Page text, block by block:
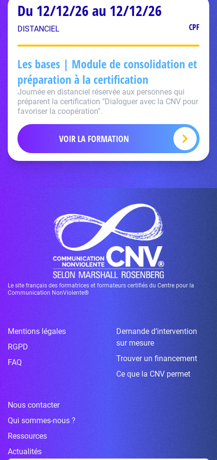
Du 12/12/26 au 12/12/26
DISTANCIEL CPF
Les bases | Module de consolidation et
préparation à la certification
Journée en distanciel réservée aux personnes qui
préparent la certification "Dialoguer avec la CNV pour
favoriser la coopération".
VOIR LA FORMATION
Le site français des formatrices et formateurs certifiés du Centre pour la
Communication NonViolente®
Mentions légales
RGPD
FAQ
Demande d’intervention
sur mesure
Trouver un financement
Ce que la CNV permet
Nous contacter
Qui sommes-nous ?
Ressources
Actualités